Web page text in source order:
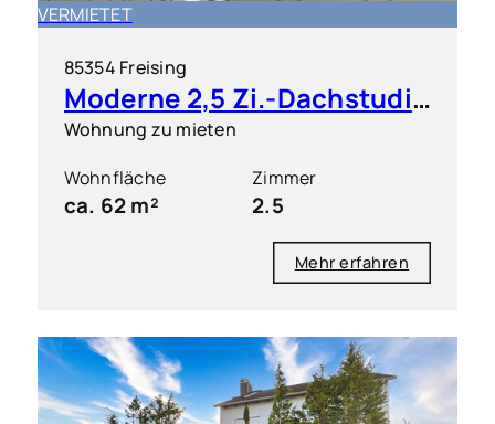
VERMIETET
85354 Freising
Moderne 2,5 Zi.-Dachstudio-Wohnung mit West-Balkon
Wohnung zu mieten
Wohnfläche
ca. 62 m²
Zimmer
2.5
Mehr erfahren